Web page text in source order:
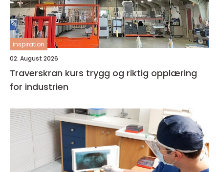
inspiration
02. August 2026
Traverskran kurs trygg og riktig opplæring
for industrien